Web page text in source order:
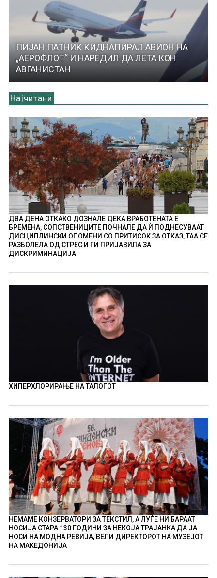
ПИЈАН ПАТНИК КИДНАПИРАЛ АВИОН НА
„АЕРОФЛОТ“ И НАРЕДИЛ ДА ЛЕТА КОН
АВГАНИСТАН
Најчитани
ДВА ДЕНА ОТКАКО ДОЗНАЛЕ ДЕКА ВРАБОТЕНАТА Е
БРЕМЕНА, СОПСТВЕНИЦИТЕ ПОЧНАЛЕ ДА Ѝ ПОДНЕСУВААТ
ДИСЦИПЛИНСКИ ОПОМЕНИ СО ПРИТИСОК ЗА ОТКАЗ, ТАА СЕ
РАЗБОЛЕЛА ОД СТРЕС И ГИ ПРИЈАВИЛА ЗА
ДИСКРИМИНАЦИЈА
ХИПЕРХЛОРИРАЊЕ НА ТАЛОГОТ
НЕМАМЕ КОНЗЕРВАТОРИ ЗА ТЕКСТИЛ, А ЛУЃЕ НИ БАРААТ
НОСИЈА СТАРА 130 ГОДИНИ ЗА НЕКОЈА ТРАЈАНКА ДА ЈА
НОСИ НА МОДНА РЕВИЈА, ВЕЛИ ДИРЕКТОРОТ НА МУЗЕЈОТ
НА МАКЕДОНИЈА